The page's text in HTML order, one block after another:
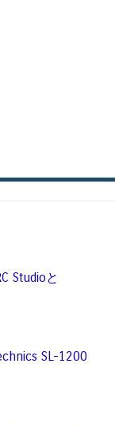
Studioと
SL-1200